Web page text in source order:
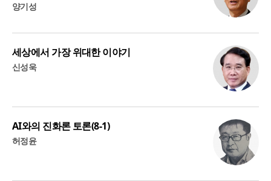
양기성
세상에서 가장 위대한 이야기
신성욱
AI와의 진화론 토론(8-1)
허정윤